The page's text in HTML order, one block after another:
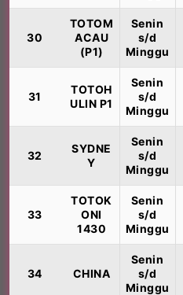
30
TOTOM
ACAU
(P1)
Senin
s/d
Minggu
31
TOTOH
ULIN P1
Senin
s/d
Minggu
32
SYDNE
Y
Senin
s/d
Minggu
33
TOTOK
ONI
1430
Senin
s/d
Minggu
34 CHINA
Senin
s/d
Minggu